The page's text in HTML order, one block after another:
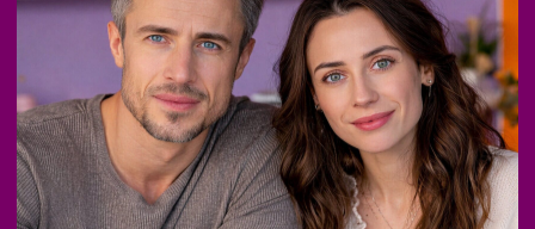
ЭФИР, РАССКАЖЕМ, КАК
ПОЛУЧИТЬ:
01
Гайд «6+ способов заработка
на нейросетях»
02